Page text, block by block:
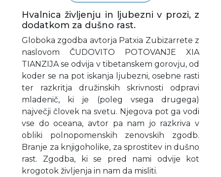
Hvalnica življenju in ljubezni v prozi, z
dodatkom za dušno rast.
Globoka zgodba avtorja Patxia Zubizarrete z
naslovom ČUDOVITO POTOVANJE XIA
TIANZIJA se odvija v tibetanskem gorovju, od
koder se na pot iskanja ljubezni, osebne rasti
ter razkritja družinskih skrivnosti odpravi
mladenič, ki je (poleg vsega drugega)
največji človek na svetu. Njegova pot ga vodi
vse do oceana, avtor pa nam jo razkriva v
obliki polnopomenskih zenovskih zgodb.
Branje za knjigoholike, za sprostitev in dušno
rast. Zgodba, ki se pred nami odvije kot
krogotok življenja in nam da misliti.